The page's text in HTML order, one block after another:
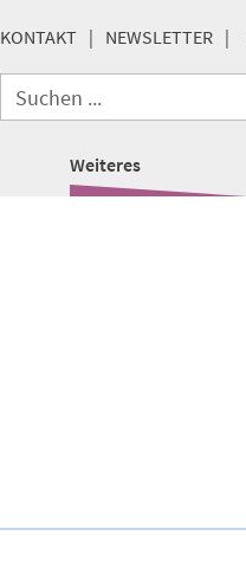
KONTAKT NEWSLETTER
Weiteres